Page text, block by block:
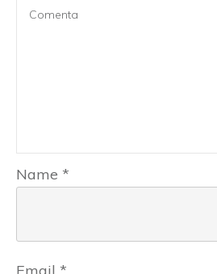
Name *
Email *